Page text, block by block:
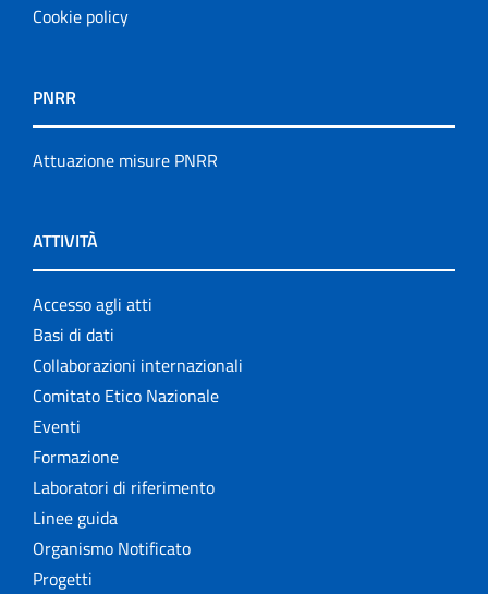
Cookie policy
PNRR
Attuazione misure PNRR
ATTIVITÀ
Accesso agli atti
Basi di dati
Collaborazioni internazionali
Comitato Etico Nazionale
Eventi
Formazione
Laboratori di riferimento
Linee guida
Organismo Notificato
Progetti